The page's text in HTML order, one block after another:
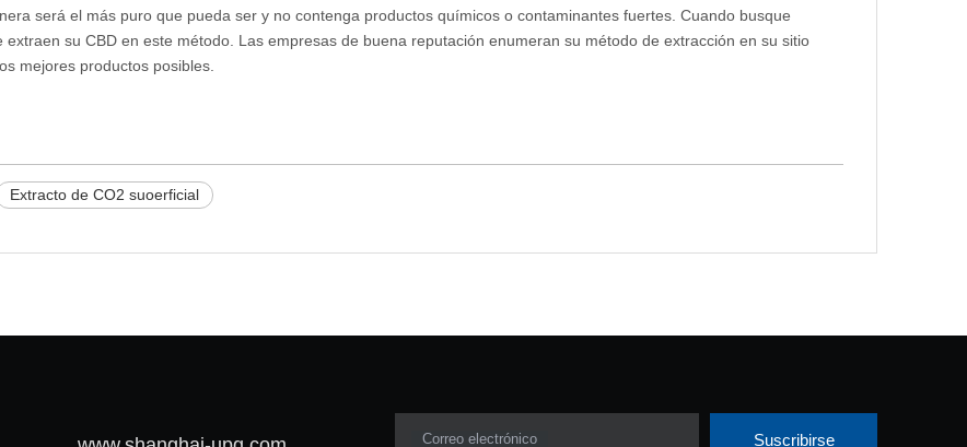
será el más puro que pueda ser y no contenga productos químicos o contaminantes fuertes. Cuando busque
su CBD en este método. Las empresas de buena reputación enumeran su método de extracción en su sitio
mejores productos posibles.
Extracto de CO2 suoerficial
Correo electrónico Suscribirse